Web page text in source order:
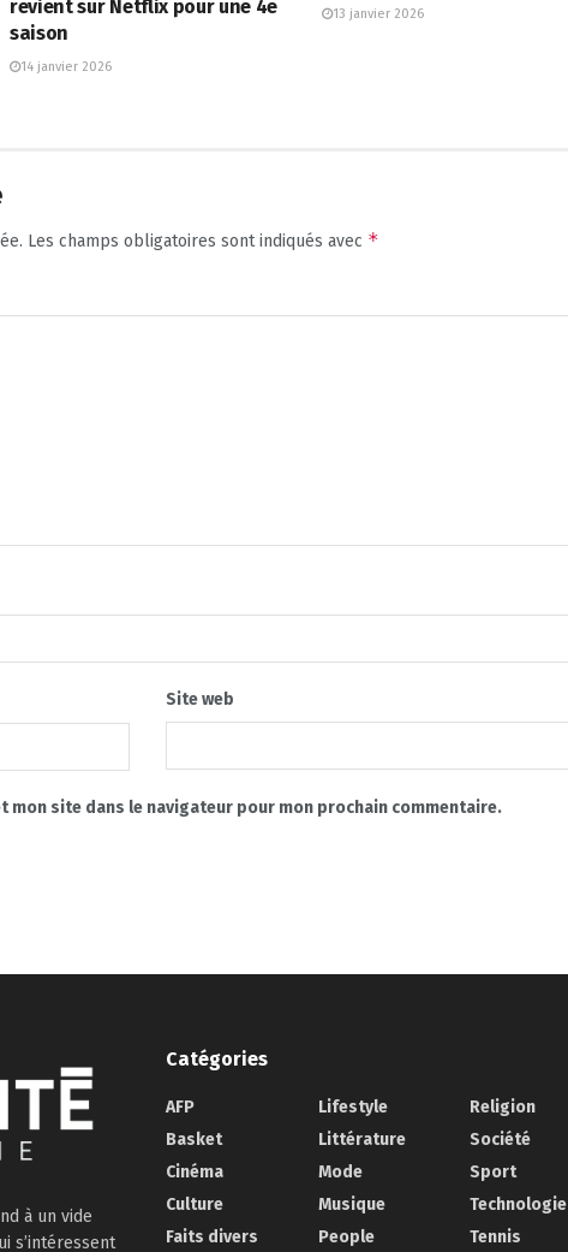
revient sur Netflix pour une 4e
saison
14 janvier 2026
13 janvier 2026
Les champs obligatoires sont indiqués avec *
Site web
mon site dans le navigateur pour mon prochain commentaire.
à un vide
s’intéressent
Catégories
AFP
Basket
Cinéma
Culture
Faits divers
Lifestyle
Littérature
Mode
Musique
People
Religion
Société
Sport
Technologie
Tennis